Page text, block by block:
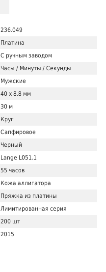
236.049
Платина
С ручным заводом
Часы / Минуты / Секунды
Мужские
40 x 8.8 мм
30 м
Круг
Сапфировое
Черный
Lange L051.1
55 часов
Кожа аллигатора
Пряжка из платины
Лимитированная серия
200 шт
2015